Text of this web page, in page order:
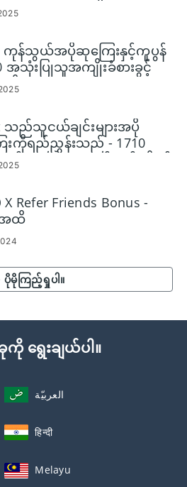
ကုန်သွယ်အပိုဆုကြေးနှင့်ကူပွန်
အသုံးပြုသူအကျိုးခံစားခွင့်
ထိ
သည်သူငယ်ချင်းများအပို
းကိုရည်ညွှန်းသည် - 1710
နှင့် 30% သောကော်မရှင်ရရှိရန်
X Refer Friends Bonus -
အထိ
ပိုမိုကြည့်ရှုပါ။
ရွေးချယ်ပါ။
العربيّة
हिन्दी
Melayu